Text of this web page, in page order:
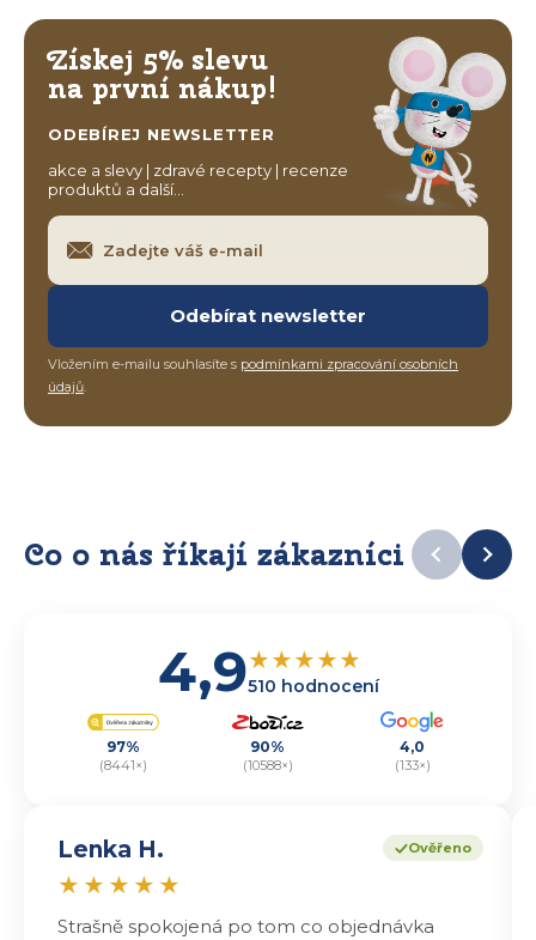
Získej 5% slevu
na první nákup!
ODEBÍREJ NEWSLETTER
akce a slevy | zdravé recepty | recenze
produktů a další…
Odebírat newsletter
Vložením e-mailu souhlasíte s podmínkami zpracování osobních
údajů.
Co o nás říkají zákazníci
4,9★★★★★
510 hodnocení
97%
(8441×)
90%
(10588×)
4,0
(133×)
Ověřeno
Lenka H.
★ ★ ★ ★ ★
Strašně spokojená po tom co objednávka